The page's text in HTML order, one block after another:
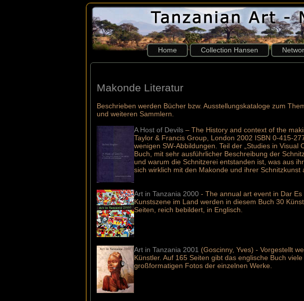
Home Collection Hansen
Makonde Literatur
Beschrieben werden Bücher bzw. Ausstellungskataloge zum
und weiteren Sammlern.
A Host of Devils – The History and context of the
Taylor & Francis Group, London 2002 ISBN 0-415-
wenigen SW-Abbildungen. Teil der „Studies in
Buch, mit sehr ausführlicher Beschreibung der
und warum die Schnitzerei entstanden ist, was aus
sich wirklich mit den Makonde und ihrer
Art in Tanzania 2000 - The annual art event in Dar
Kunstszene im Land werden in diesem Buch 30
Seiten, reich bebildert, in Englisch.
Art in Tanzania 2001 (Goscinny, Yves) - Vorgestellt
Künstler. Auf 165 Seiten gibt das englische Buch
großformatigen Fotos der einzelnen Werke.